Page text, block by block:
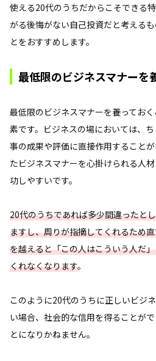
使える20代のうちだからこそできる
がる後悔がない自己投資だと考える
とをおすすめします。
最低限のビジネスマナーを
最低限のビジネスマナーを養ってお
素です。ビジネスの場においては、
事の成果や評価に直接作用すること
たビジネスマナーを心掛けられる人
功しやすいです。
20代のうちであれば多少間違ったと
ますし、周りが指摘してくれるため
を越えると「この人はこういう人だ
くれなくなります。
このように20代のうちに正しいビジ
い場合、社会的な信用を得ることが
とになりかねません。